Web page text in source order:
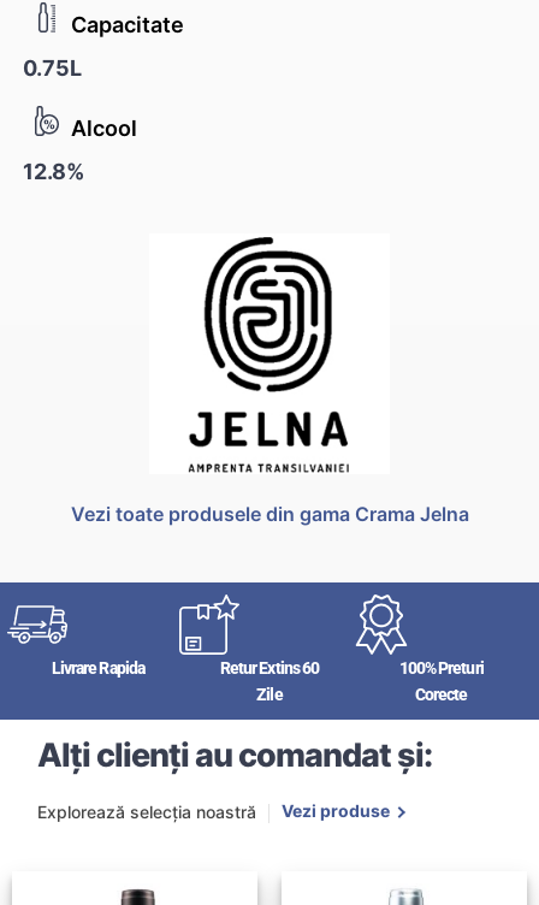
Capacitate
0.75L
Alcool
12.8%
Vezi toate produsele din gama Crama Jelna
Livrare Rapida
Retur Extins 60
Zile
100% Preturi
Corecte
Alți clienți au comandat și:
Explorează selecția noastră Vezi produse